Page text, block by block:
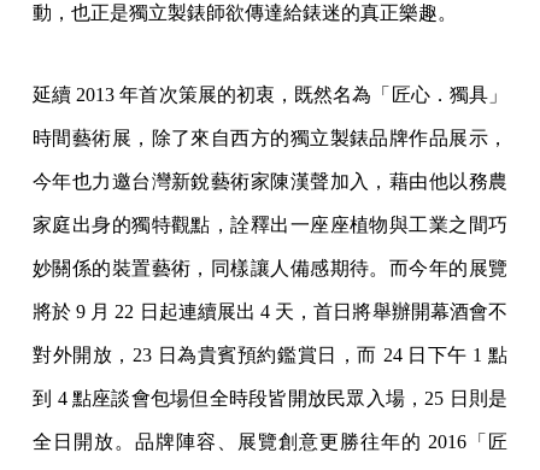
動，也正是獨立製錶師欲傳達給錶迷的真正樂趣。
延續 2013 年首次策展的初衷，既然名為「匠心．獨具」
時間藝術展，除了來自西方的獨立製錶品牌作品展示，
今年也力邀台灣新銳藝術家陳漢聲加入，藉由他以務農
家庭出身的獨特觀點，詮釋出一座座植物與工業之間巧
妙關係的裝置藝術，同樣讓人備感期待。而今年的展覽
將於 9 月 22 日起連續展出 4 天，首日將舉辦開幕酒會不
對外開放，23 日為貴賓預約鑑賞日，而 24 日下午 1 點
到 4 點座談會包場但全時段皆開放民眾入場，25 日則是
全日開放。品牌陣容、展覽創意更勝往年的 2016「匠